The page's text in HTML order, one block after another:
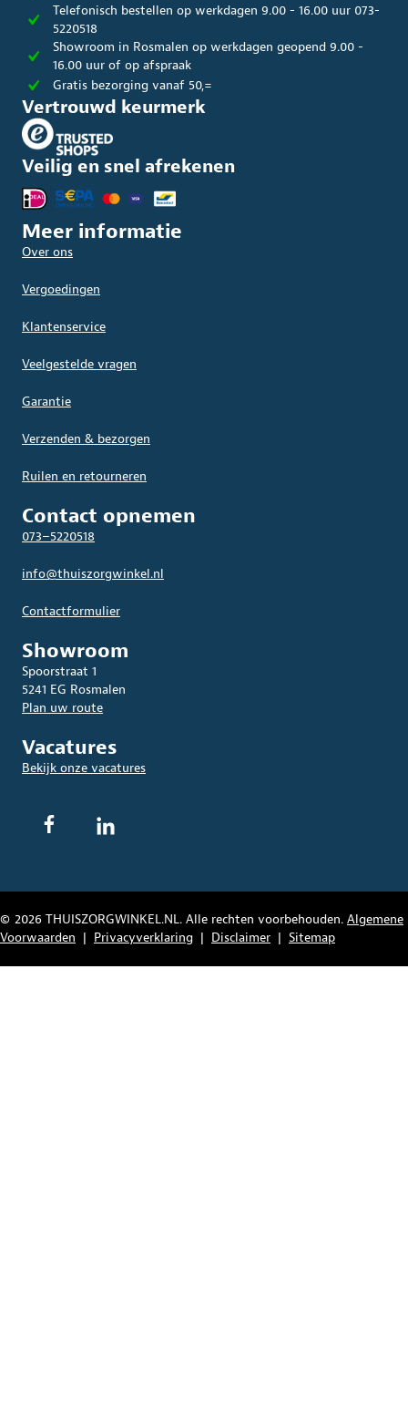
Telefonisch bestellen op werkdagen 9.00 - 16.00 uur 073-
5220518
Showroom in Rosmalen op werkdagen geopend 9.00 -
16.00 uur of op afspraak
Gratis bezorging vanaf 50,=
Vertrouwd keurmerk
Veilig en snel afrekenen
Meer informatie
Over ons
Vergoedingen
Klantenservice
Veelgestelde vragen
Garantie
Verzenden & bezorgen
Ruilen en retourneren
Contact opnemen
073–5220518
info@thuiszorgwinkel.nl
Contactformulier
Showroom
Spoorstraat 1
5241 EG Rosmalen
Plan uw route
Vacatures
Bekijk onze vacatures
© 2026 THUISZORGWINKEL.NL. Alle rechten voorbehouden. Algemene
Voorwaarden | Privacyverklaring | Disclaimer | Sitemap